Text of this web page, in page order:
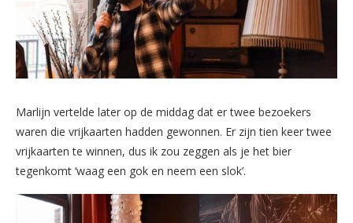
Marlijn vertelde later op de middag dat er twee bezoekers
waren die vrijkaarten hadden gewonnen. Er zijn tien keer twee
vrijkaarten te winnen, dus ik zou zeggen als je het bier
tegenkomt ‘waag een gok en neem een slok’.